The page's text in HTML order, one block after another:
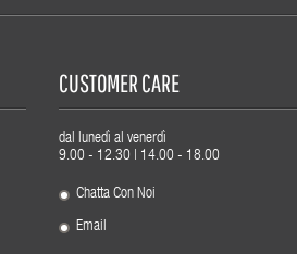
CUSTOMER CARE
dal lunedì al venerdì
9.00 - 12.30 | 14.00 - 18.00
Chatta Con Noi
Email